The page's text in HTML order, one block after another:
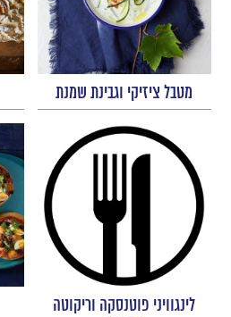
מטבל ציזיקי וגבינת שמנת
לינגוויני פוטנסקה וריקוטה